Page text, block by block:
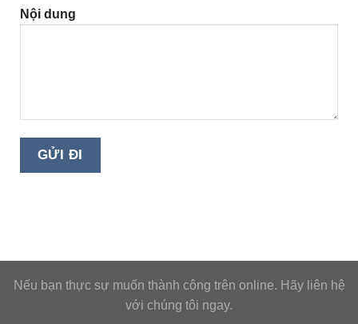
Nội dung
Nếu bạn thực sự muốn thành công trên online. Hãy liên hệ
với chúng tôi ngay.